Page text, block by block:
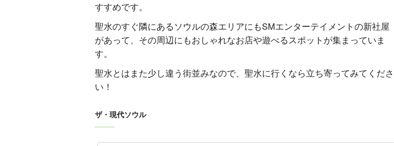
すすめです。
聖水のすぐ隣にあるソウルの森エリアにもSMエンターテイメントの新社屋
があって、その周辺にもおしゃれなお店や遊べるスポットが集まっていま
す。
聖水とはまた少し違う街並みなので、聖水に行くなら立ち寄ってみてくださ
い！
ザ・現代ソウル